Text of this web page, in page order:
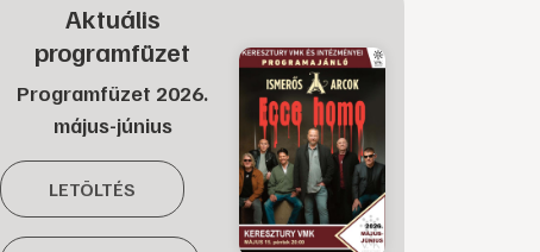
Aktuális
programfüzet
Programfüzet 2026.
május-június
LETÖLTÉS